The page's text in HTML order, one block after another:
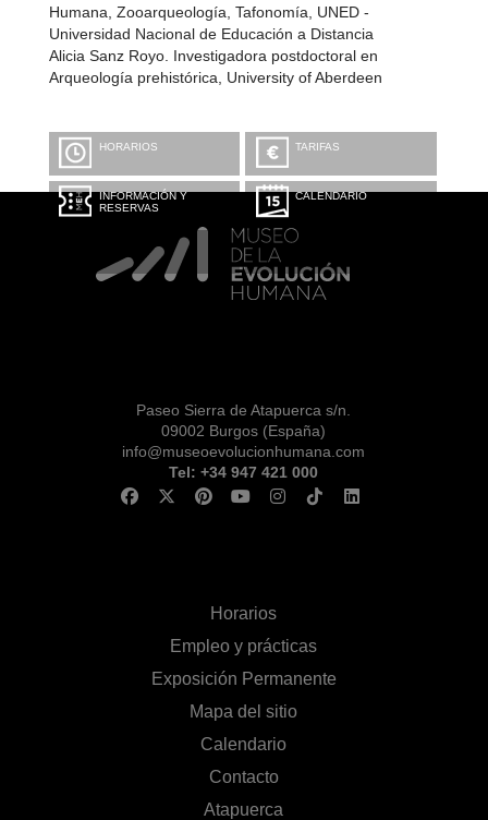
Humana, Zooarqueología, Tafonomía, UNED -
Universidad Nacional de Educación a Distancia
Alicia Sanz Royo. Investigadora postdoctoral en
Arqueología prehistórica, University of Aberdeen
HORARIOS TARIFAS
INFORMACIÓN Y
RESERVAS
CALENDARIO
Paseo Sierra de Atapuerca s/n.
09002 Burgos (España)
info@museoevolucionhumana.com
Tel: +34 947 421 000
Horarios
Empleo y prácticas
Exposición Permanente
Mapa del sitio
Calendario
Contacto
Atapuerca